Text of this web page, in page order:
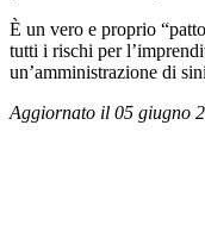
È un vero e proprio
tutti i rischi per
un’amministrazione di
Aggiornato il 05 giugno